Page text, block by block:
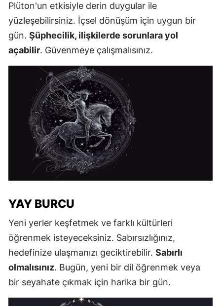
Plüton'un etkisiyle derin duygular ile
yüzleşebilirsiniz. İçsel dönüşüm için uygun bir
gün. Şüphecilik, ilişkilerde sorunlara yol
açabilir. Güvenmeye çalışmalısınız.
YAY BURCU
Yeni yerler keşfetmek ve farklı kültürleri
öğrenmek isteyeceksiniz. Sabırsızlığınız,
hedefinize ulaşmanızı geciktirebilir. Sabırlı
olmalısınız. Bugün, yeni bir dil öğrenmek veya
bir seyahate çıkmak için harika bir gün.